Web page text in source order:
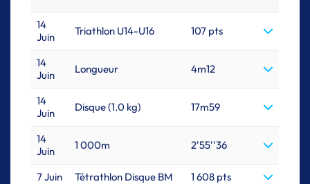
14
Juin
Triathlon U14-U16 107 pts
14
Juin
Longueur 4m12
14
Juin
Disque (1.0 kg) 17m59
14
Juin
1 000m 2'55''36
7 Juin Tétrathlon Disque BM
1 608 pts